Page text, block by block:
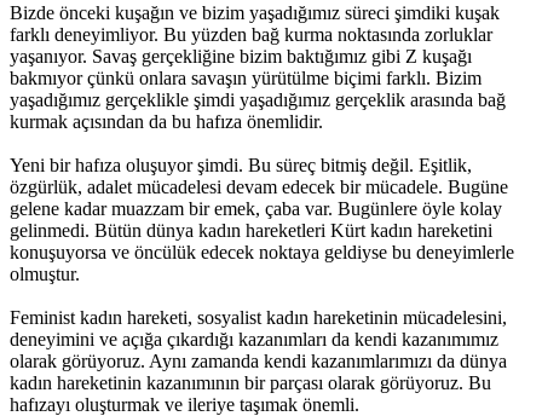
Bizde önceki kuşağın ve bizim yaşadığımız süreci şimdiki kuşak
farklı deneyimliyor. Bu yüzden bağ kurma noktasında zorluklar
yaşanıyor. Savaş gerçekliğine bizim baktığımız gibi Z kuşağı
bakmıyor çünkü onlara savaşın yürütülme biçimi farklı. Bizim
yaşadığımız gerçeklikle şimdi yaşadığımız gerçeklik arasında bağ
kurmak açısından da bu hafıza önemlidir.
Yeni bir hafıza oluşuyor şimdi. Bu süreç bitmiş değil. Eşitlik,
özgürlük, adalet mücadelesi devam edecek bir mücadele. Bugüne
gelene kadar muazzam bir emek, çaba var. Bugünlere öyle kolay
gelinmedi. Bütün dünya kadın hareketleri Kürt kadın hareketini
konuşuyorsa ve öncülük edecek noktaya geldiyse bu deneyimlerle
olmuştur.
Feminist kadın hareketi, sosyalist kadın hareketinin mücadelesini,
deneyimini ve açığa çıkardığı kazanımları da kendi kazanımımız
olarak görüyoruz. Aynı zamanda kendi kazanımlarımızı da dünya
kadın hareketinin kazanımının bir parçası olarak görüyoruz. Bu
hafızayı oluşturmak ve ileriye taşımak önemli.